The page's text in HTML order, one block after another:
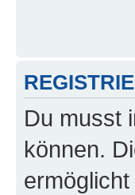
Du musst
können.